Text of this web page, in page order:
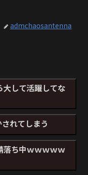
admchaosantenna
大して活躍してな
れてしまう
落ち中ｗｗｗｗｗ